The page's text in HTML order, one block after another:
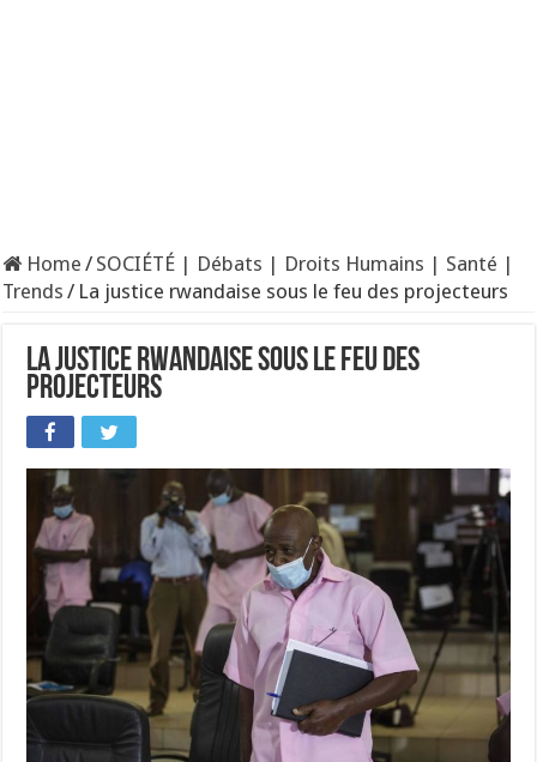
Home / SOCIÉTÉ | Débats | Droits Humains | Santé |
Trends / La justice rwandaise sous le feu des projecteurs
La justice rwandaise sous le feu des
projecteurs